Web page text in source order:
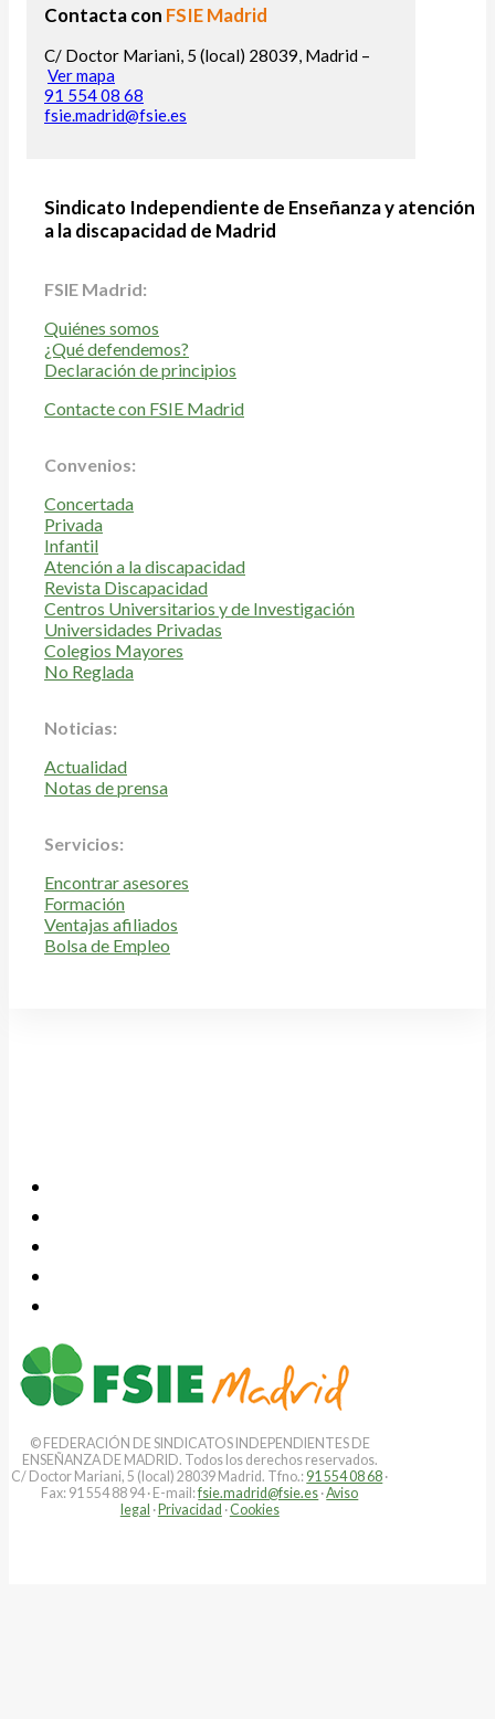
Contacta con FSIE Madrid
C/ Doctor Mariani, 5 (local) 28039, Madrid –
Ver mapa
91 554 08 68
fsie.madrid@fsie.es
Sindicato Independiente de Enseñanza y atención
a la discapacidad de Madrid
FSIE Madrid:
Quiénes somos
¿Qué defendemos?
Declaración de principios
Contacte con FSIE Madrid
Convenios:
Concertada
Privada
Infantil
Atención a la discapacidad
Revista Discapacidad
Centros Universitarios y de Investigación
Universidades Privadas
Colegios Mayores
No Reglada
Noticias:
Actualidad
Notas de prensa
Servicios:
Encontrar asesores
Formación
Ventajas afiliados
Bolsa de Empleo
© FEDERACIÓN DE SINDICATOS INDEPENDIENTES DE
ENSEÑANZA DE MADRID. Todos los derechos reservados.
C/ Doctor Mariani, 5 (local) 28039 Madrid. Tfno.: 91 554 08 68 ·
Fax: 91 554 88 94 · E-mail:fsie.madrid@fsie.es ·Aviso
legal ·Privacidad · Cookies